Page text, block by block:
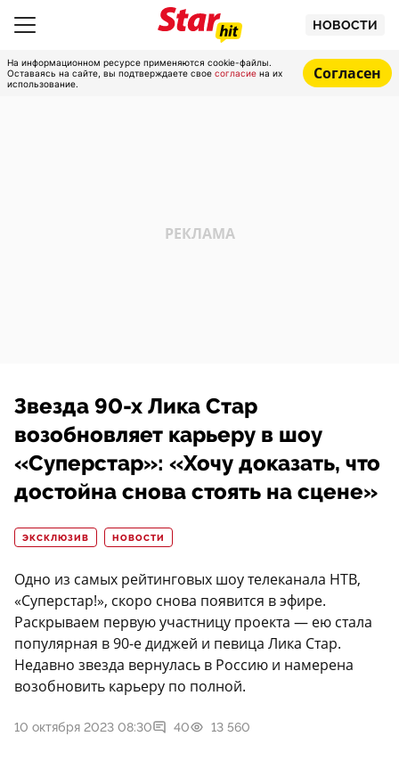
НОВОСТИ
На информационном ресурсе применяются cookie-файлы.
Оставаясь на сайте, вы подтверждаете свое согласие на их
использование.
Согласен
Звезда 90-х Лика Стар
возобновляет карьеру в шоу
«Суперстар»: «Хочу доказать, что
достойна снова стоять на сцене»
ЭКСКЛЮЗИВ НОВОСТИ
Одно из самых рейтинговых шоу телеканала НТВ,
«Суперстар!», скоро снова появится в эфире.
Раскрываем первую участницу проекта — ею стала
популярная в 90-е диджей и певица Лика Стар.
Недавно звезда вернулась в Россию и намерена
возобновить карьеру по полной.
10 октября 2023 08:30 40 13 560